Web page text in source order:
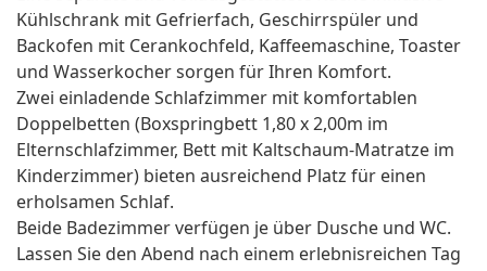
Kühlschrank mit Gefrierfach, Geschirrspüler und
Backofen mit Cerankochfeld, Kaffeemaschine, Toaster
und Wasserkocher sorgen für Ihren Komfort.
Zwei einladende Schlafzimmer mit komfortablen
Doppelbetten (Boxspringbett 1,80 x 2,00m im
Elternschlafzimmer, Bett mit Kaltschaum-Matratze im
Kinderzimmer) bieten ausreichend Platz für einen
erholsamen Schlaf.
Beide Badezimmer verfügen je über Dusche und WC.
Lassen Sie den Abend nach einem erlebnisreichen Tag